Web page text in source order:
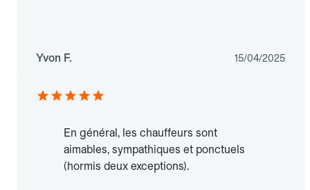
Yvon F. 15/04/2025
En général, les chauffeurs sont
aimables, sympathiques et ponctuels
(hormis deux exceptions).